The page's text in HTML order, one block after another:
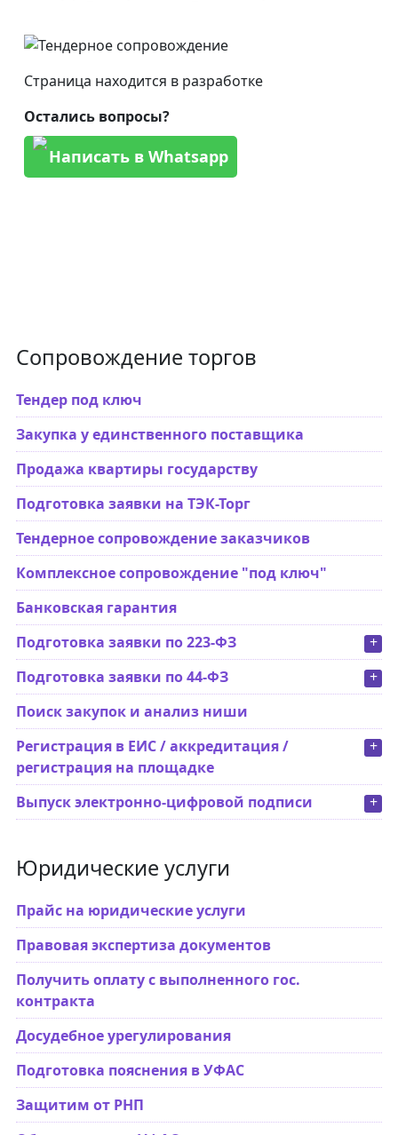
Страница находится в разработке
Остались вопросы?
Написать в Whatsapp
Сопровождение торгов
Тендер под ключ
Закупка у единственного поставщика
Продажа квартиры государству
Подготовка заявки на ТЭК-Торг
Тендерное сопровождение заказчиков
Комплексное сопровождение "под ключ"
Банковская гарантия
+
Подготовка заявки по 223-ФЗ
+
Подготовка заявки по 44-ФЗ
Поиск закупок и анализ ниши
+
Регистрация в ЕИС / аккредитация /
регистрация на площадке
+
Выпуск электронно-цифровой подписи
Юридические услуги
Прайс на юридические услуги
Правовая экспертиза документов
Получить оплату с выполненного гос.
контракта
Досудебное урегулирования
Подготовка пояснения в УФАС
Защитим от РНП